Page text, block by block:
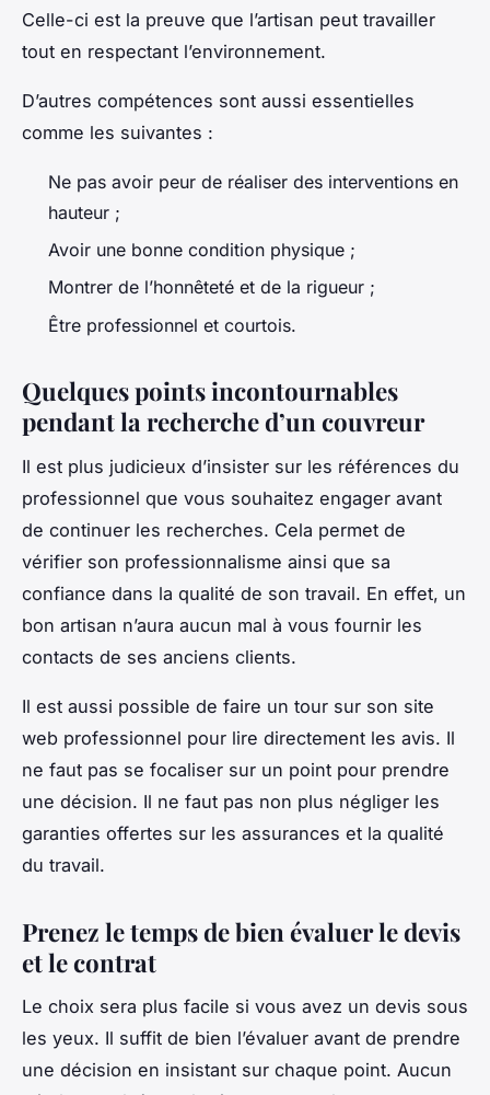
Celle-ci est la preuve que l’artisan peut travailler
tout en respectant l’environnement.
D’autres compétences sont aussi essentielles
comme les suivantes :
Ne pas avoir peur de réaliser des interventions en
hauteur ;
Avoir une bonne condition physique ;
Montrer de l’honnêteté et de la rigueur ;
Être professionnel et courtois.
Quelques points incontournables
pendant la recherche d’un couvreur
Il est plus judicieux d’insister sur les références du
professionnel que vous souhaitez engager avant
de continuer les recherches. Cela permet de
vérifier son professionnalisme ainsi que sa
confiance dans la qualité de son travail. En effet, un
bon artisan n’aura aucun mal à vous fournir les
contacts de ses anciens clients.
Il est aussi possible de faire un tour sur son site
web professionnel pour lire directement les avis. Il
ne faut pas se focaliser sur un point pour prendre
une décision. Il ne faut pas non plus négliger les
garanties offertes sur les assurances et la qualité
du travail.
Prenez le temps de bien évaluer le devis
et le contrat
Le choix sera plus facile si vous avez un devis sous
les yeux. Il suffit de bien l’évaluer avant de prendre
une décision en insistant sur chaque point. Aucun